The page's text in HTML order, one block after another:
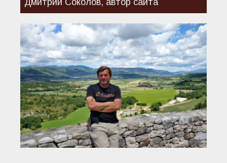
Дмитрий Соколов, автор сайта